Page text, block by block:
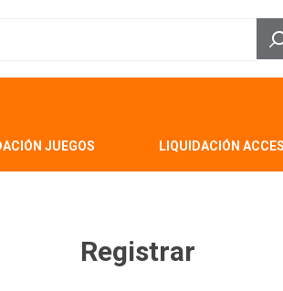
JUEGOS LIQUIDACIÓN
Registrar